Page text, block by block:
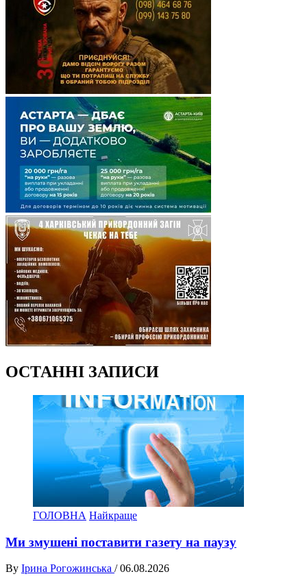
ОСТАННІ ЗАПИСИ
ГОЛОВНА Найкраще
Ми змушені поставити газету на паузу
By Ірина Рогожинська / 06.08.2026